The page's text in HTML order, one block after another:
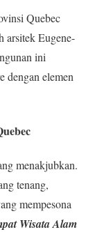
Quebec
arsitek Eugene-
ini
dengan elemen
menakjubkan.
tenang,
mempesona
Wisata Alam